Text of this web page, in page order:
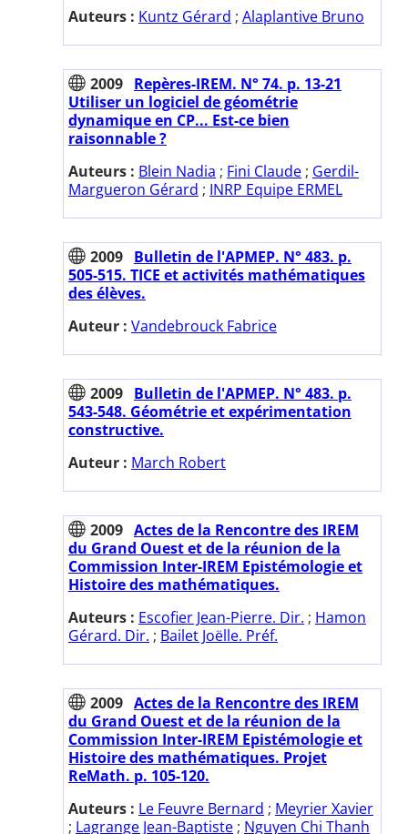
Auteurs : Kuntz Gérard ; Alaplantive Bruno
2009 Repères-IREM. N° 74. p. 13-21
Utiliser un logiciel de géométrie
dynamique en CP... Est-ce bien
raisonnable ?
Auteurs : Blein Nadia ; Fini Claude ; Gerdil-
Margueron Gérard ; INRP Equipe ERMEL
2009 Bulletin de l'APMEP. N° 483. p.
505-515. TICE et activités mathématiques
des élèves.
Auteur : Vandebrouck Fabrice
2009 Bulletin de l'APMEP. N° 483. p.
543-548. Géométrie et expérimentation
constructive.
Auteur : March Robert
2009 Actes de la Rencontre des IREM
du Grand Ouest et de la réunion de la
Commission Inter-IREM Epistémologie et
Histoire des mathématiques.
Auteurs : Escofier Jean-Pierre. Dir. ; Hamon
Gérard. Dir. ; Bailet Joëlle. Préf.
2009 Actes de la Rencontre des IREM
du Grand Ouest et de la réunion de la
Commission Inter-IREM Epistémologie et
Histoire des mathématiques. Projet
ReMath. p. 105-120.
Auteurs : Le Feuvre Bernard ; Meyrier Xavier
; Lagrange Jean-Baptiste ; Nguyen Chi Thanh